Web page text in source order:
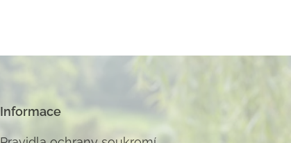
Informace